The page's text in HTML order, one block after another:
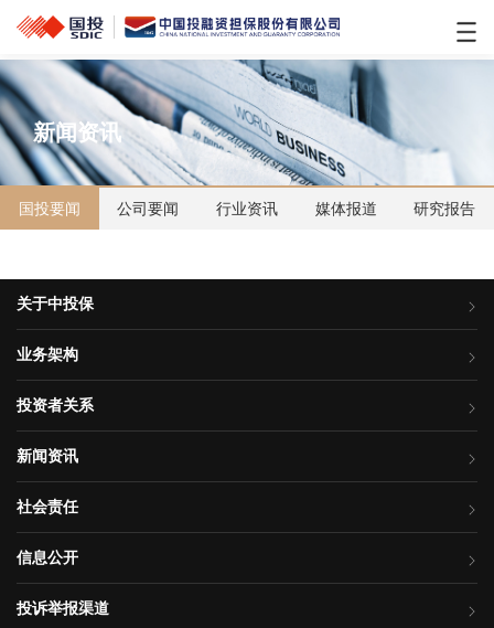
新闻资讯
国投要闻 公司要闻 行业资讯 媒体报道 研究报告
关于中投保
业务架构
投资者关系
新闻资讯
社会责任
信息公开
投诉举报渠道